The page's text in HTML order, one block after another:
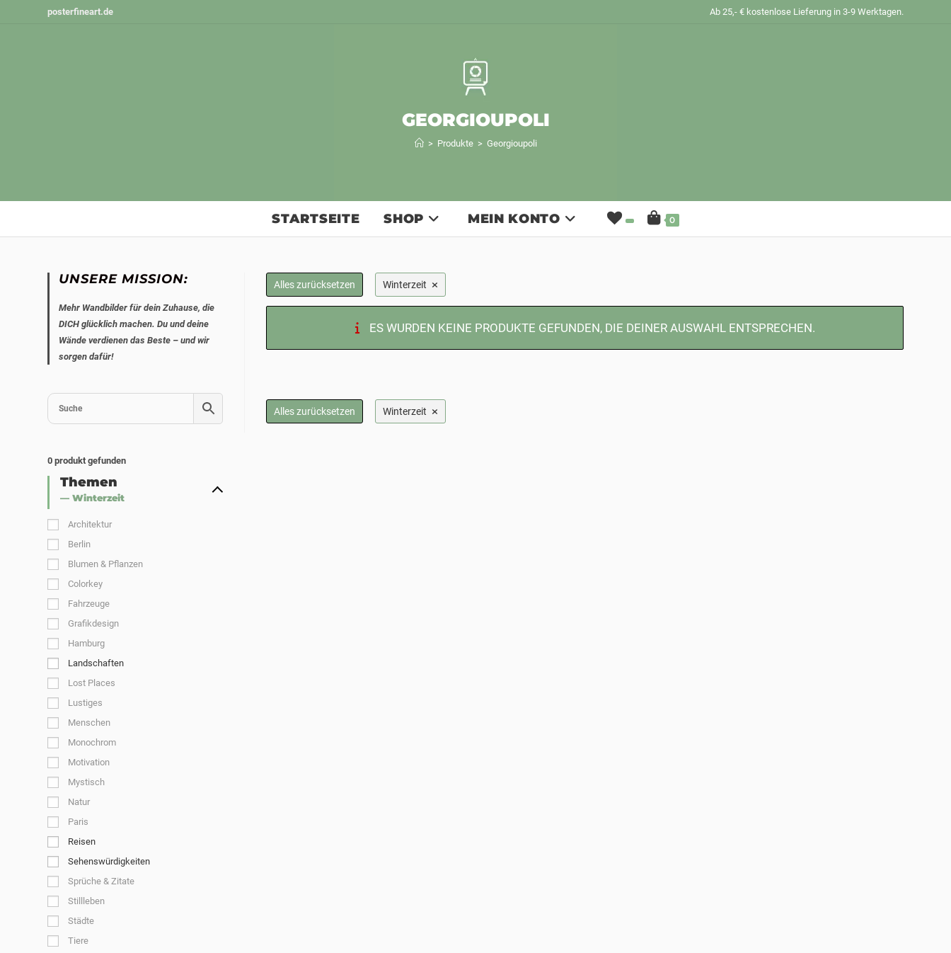
posterfineart.de Ab 25,- € kostenlose Lieferung in 3-9 Werktagen.
GEORGIOUPOLI
> Produkte > Georgioupoli
STARTSEITE SHOP MEIN KONTO 0
Alles zurücksetzen Winterzeit ×
ES WURDEN KEINE PRODUKTE GEFUNDEN, DIE DEINER AUSWAHL ENTSPRECHEN.
Alles zurücksetzen Winterzeit ×
UNSERE MISSION:
Mehr Wandbilder für dein Zuhause, die
DICH glücklich machen. Du und deine
Wände verdienen das Beste – und wir
sorgen dafür!
0 produkt gefunden
Themen
— Winterzeit
Architektur
Berlin
Blumen & Pflanzen
Colorkey
Fahrzeuge
Grafikdesign
Hamburg
Landschaften
Lost Places
Lustiges
Menschen
Monochrom
Motivation
Mystisch
Natur
Paris
Reisen
Sehenswürdigkeiten
Sprüche & Zitate
Stillleben
Städte
Tiere